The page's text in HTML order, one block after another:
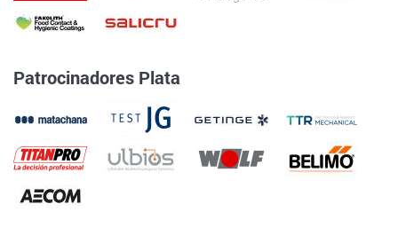
Patrocinadores Plata